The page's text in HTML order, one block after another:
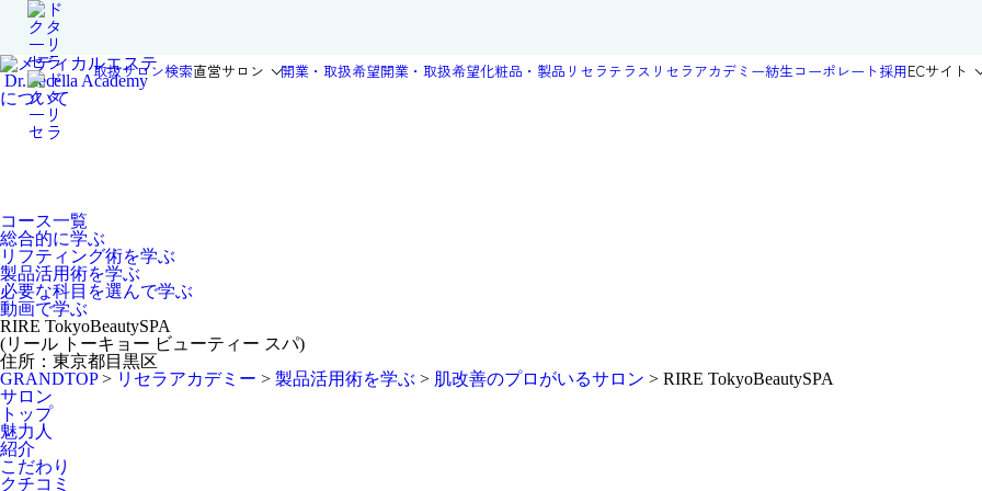
取扱サロン検索直営サロン 開業・取扱希望開業・取扱希望化粧品・製品 リセラテラス リセラアカデミー紡生コーポレート採用ECサイト
Dr.Recella Academy
について
コース一覧
総合的に学ぶ
リフティング術を学ぶ
製品活用術を学ぶ
必要な科目を選んで学ぶ
動画で学ぶ
RIRE TokyoBeautySPA
(リール トーキョー ビューティー スパ)
住所：東京都目黒区
GRANDTOP> リセラアカデミー > 製品活用術を学ぶ > 肌改善のプロがいるサロン > RIRE TokyoBeautySPA
サロン
トップ
魅力人
紹介
こだわり
クチコミ